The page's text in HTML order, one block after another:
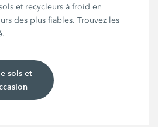
et recycleurs à froid en
des plus fiables. Trouvez les
sols et